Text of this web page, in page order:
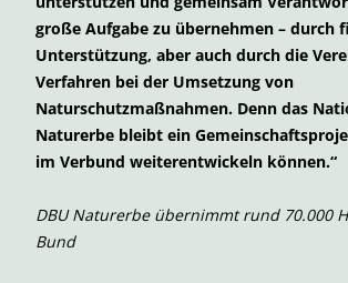
große Aufgabe zu übernehmen – durch
Unterstützung, aber auch durch die
Verfahren bei der Umsetzung von
Naturschutzmaßnahmen. Denn das
Naturerbe bleibt ein
im Verbund weiterentwickeln können.“
DBU Naturerbe übernimmt rund 70.000
Bund